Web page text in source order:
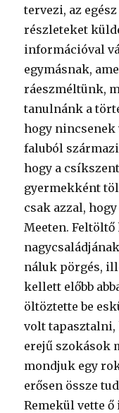
tervezi, az
részleteket
információval
egymásnak,
ráeszméltünk,
tanulnánk a
hogy
faluból
hogy a
gyermekként
csak azzal,
Meeten.
náluk pörgés,
kellett előbb
öltöztette be
volt tapasztalni,
erejű szokások
mondjuk egy
erősen össze
Remekül vette ő